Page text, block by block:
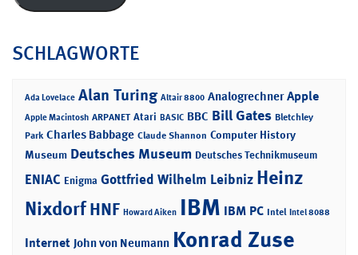
SCHLAGWORTE
Ada Lovelace Alan Turing Altair 8800 Analogrechner Apple
Apple Macintosh ARPANET Atari BASIC BBC Bill Gates Bletchley
Park Charles Babbage Claude Shannon Computer History
Museum Deutsches Museum Deutsches Technikmuseum
ENIAC Enigma Gottfried Wilhelm Leibniz Heinz
NixdorfHNF Howard Aiken IBM IBM PC Intel Intel 8088
Internet John von Neumann Konrad Zuse